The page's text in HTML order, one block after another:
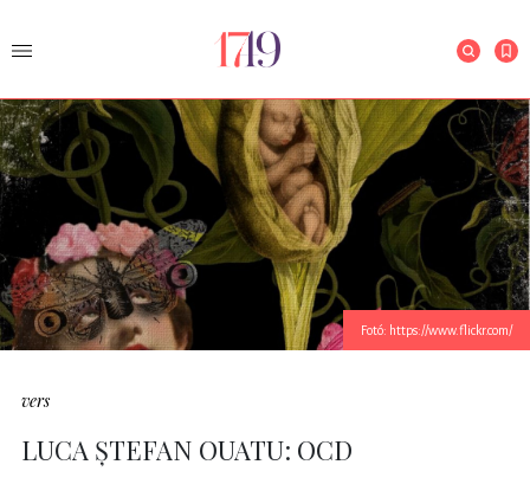
Fotó: https://www.flickr.com/
vers
LUCA ȘTEFAN OUATU: OCD